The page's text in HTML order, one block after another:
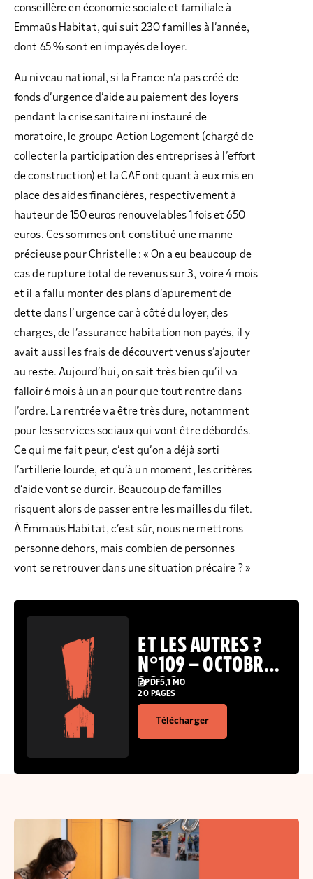
conseillère en économie sociale et familiale à
Emmaüs Habitat, qui suit 230 familles à l’année,
dont 65 % sont en impayés de loyer.
Au niveau national, si la France n’a pas créé de
fonds d’urgence d’aide au paiement des loyers
pendant la crise sanitaire ni instauré de
moratoire, le groupe Action Logement (chargé de
collecter la participation des entreprises à l’effort
de construction) et la CAF ont quant à eux mis en
place des aides financières, respectivement à
hauteur de 150 euros renouvelables 1 fois et 650
euros. Ces sommes ont constitué une manne
précieuse pour Christelle : « On a eu beaucoup de
cas de rupture total de revenus sur 3, voire 4 mois
et il a fallu monter des plans d’apurement de
dette dans l’urgence car à côté du loyer, des
charges, de l’assurance habitation non payés, il y
avait aussi les frais de découvert venus s’ajouter
au reste. Aujourd’hui, on sait très bien qu’il va
falloir 6 mois à un an pour que tout rentre dans
l’ordre. La rentrée va être très dure, notamment
pour les services sociaux qui vont être débordés.
Ce qui me fait peur, c’est qu’on a déjà sorti
l’artillerie lourde, et qu’à un moment, les critères
d’aide vont se durcir. Beaucoup de familles
risquent alors de passer entre les mailles du filet.
À Emmaüs Habitat, c’est sûr, nous ne mettrons
personne dehors, mais combien de personnes
vont se retrouver dans une situation précaire ? »
ET LES AUTRES ?
N°109 – OCTOBRE
2020
PDF5,1 MO
20 PAGES
Télécharger